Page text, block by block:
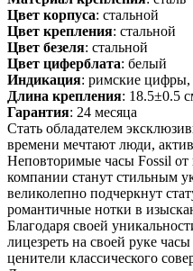
Цвет корпуса: стальной
Цвет крепления: стальной
Цвет безеля: стальной
Цвет циферблата: белый
Индикация: римские
Длина крепления: 18.5±0.5
Гарантия: 24 месяца
Стать обладателем
времени мечтают люди,
Неповторимые часы Fossil от
компании станут стильным
великолепно подчеркнут
романтичные нотки в
Благодаря своей
лицезреть на своей руке
ценители классического